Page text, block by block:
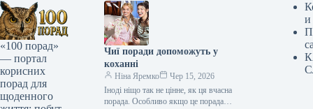
«100 порад»
— портал
корисних
порад для
щоденного
Чиї поради допоможуть у
коханні
Ніна Яремко
Чер 15, 2026
Іноді ніщо так не цінне, як ця вчасна
порада. Особливо якщо це порада
и